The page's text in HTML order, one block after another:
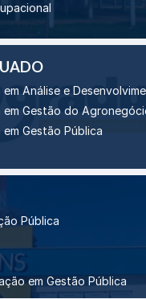
Análise e
em Gestão do
Gestão Pública
Pública
em Gestão Pública